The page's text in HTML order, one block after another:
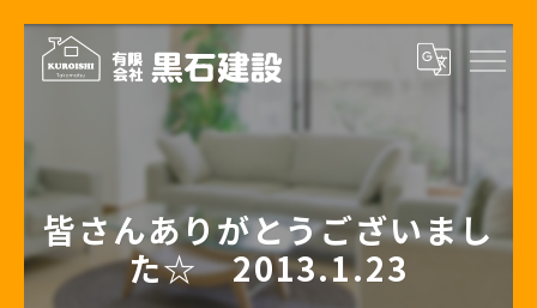
皆さんありがとうございまし
た☆ 2013.1.23